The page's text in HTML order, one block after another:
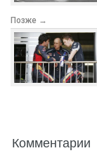
Позже →
Комментарии